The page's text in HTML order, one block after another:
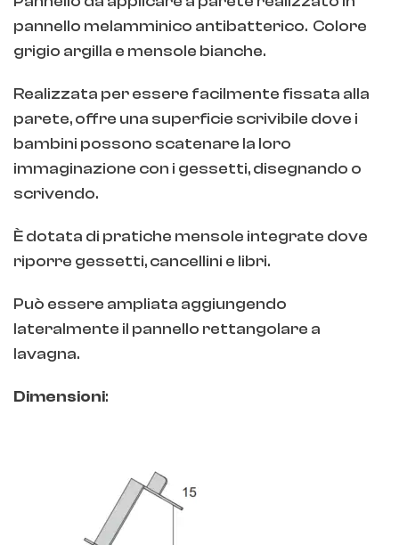
pannello melamminico antibatterico. Colore
grigio argilla e mensole bianche.
Realizzata per essere facilmente fissata alla
parete, offre una superficie scrivibile dove i
bambini possono scatenare la loro
immaginazione con i gessetti, disegnando o
scrivendo.
È dotata di pratiche mensole integrate dove
riporre gessetti, cancellini e libri.
Può essere ampliata aggiungendo
lateralmente il pannello rettangolare a
lavagna.
Dimensioni: